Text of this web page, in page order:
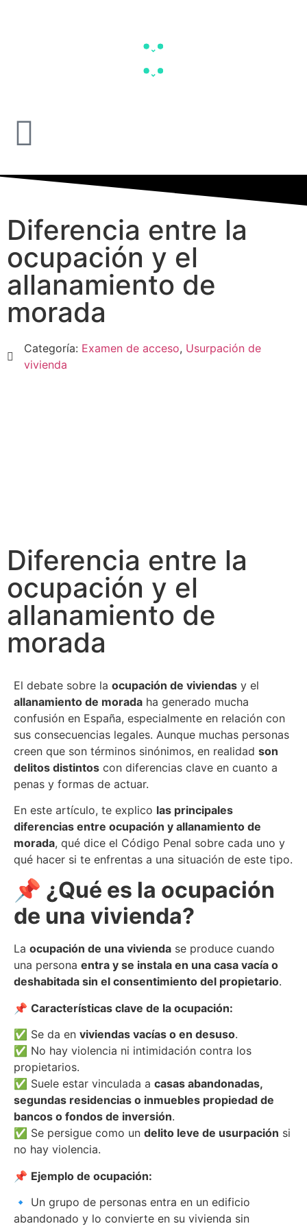
Diferencia entre la
ocupación y el
allanamiento de
morada
Categoría: Examen de acceso, Usurpación de
vivienda
Diferencia entre la
ocupación y el
allanamiento de
morada
El debate sobre la ocupación de viviendas y el
allanamiento de morada ha generado mucha
confusión en España, especialmente en relación con
sus consecuencias legales. Aunque muchas personas
creen que son términos sinónimos, en realidad son
delitos distintos con diferencias clave en cuanto a
penas y formas de actuar.
En este artículo, te explico las principales
diferencias entre ocupación y allanamiento de
morada, qué dice el Código Penal sobre cada uno y
qué hacer si te enfrentas a una situación de este tipo.
📌 ¿Qué es la ocupación
de una vivienda?
La ocupación de una vivienda se produce cuando
una persona entra y se instala en una casa vacía o
deshabitada sin el consentimiento del propietario.
📌 Características clave de la ocupación:
✅ Se da en viviendas vacías o en desuso.
✅ No hay violencia ni intimidación contra los
propietarios.
✅ Suele estar vinculada a casas abandonadas,
segundas residencias o inmuebles propiedad de
bancos o fondos de inversión.
✅ Se persigue como un delito leve de usurpación si
no hay violencia.
📌 Ejemplo de ocupación:
🔹 Un grupo de personas entra en un edificio
abandonado y lo convierte en su vivienda sin